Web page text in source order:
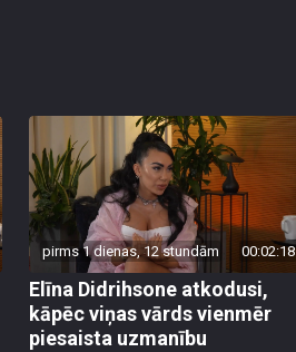
pirms 1 dienas, 12 stundām 00:02:18
Elīna Didrihsone atkodusi,
kāpēc viņas vārds vienmēr
piesaista uzmanību